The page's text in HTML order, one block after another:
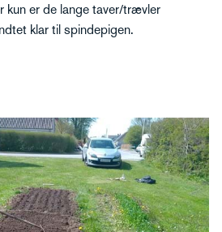
kun er de lange taver/trævler
klar til spindepigen.